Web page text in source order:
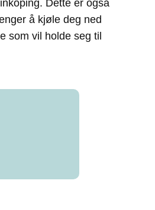
Dette er også
å kjøle deg ned
som vil holde seg til